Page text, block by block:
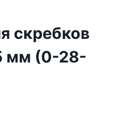
скребков
мм (0-28-